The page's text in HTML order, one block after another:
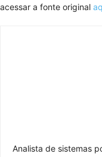
acessar a fonte original
Analista de sistemas